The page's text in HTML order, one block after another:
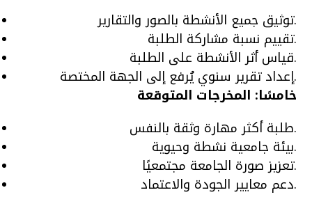
توثيق جميع الأنشطة بالصور والتقارير.
تقييم نسبة مشاركة الطلبة.
قياس أثر الأنشطة على الطلبة.
إعداد تقرير سنوي يُرفع إلى الجهة المختصة.
خامسًا: المخرجات المتوقعة
طلبة أكثر مهارة وثقة بالنفس.
بيئة جامعية نشطة وحيوية.
تعزيز صورة الجامعة مجتمعيًا.
دعم معايير الجودة والاعتماد.